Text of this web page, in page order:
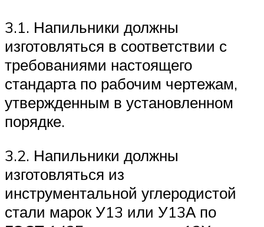
3.1. Напильники должны
изготовляться в соответствии с
требованиями настоящего
стандарта по рабочим чертежам,
утвержденным в установленном
порядке.
3.2. Напильники должны
изготовляться из
инструментальной углеродистой
стали марок У13 или У13А по